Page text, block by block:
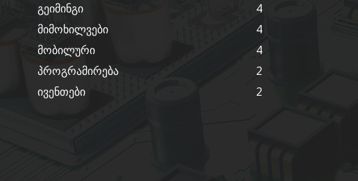
გეიმინგი
4
მიმოხილვები
4
მობილური
4
პროგრამირება
2
ივენთები
2